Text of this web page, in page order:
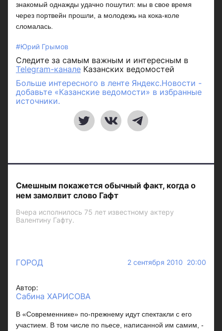
знакомый однажды удачно пошутил: мы в свое время
через портвейн прошли, а молодежь на кока-коле
сломалась.
#Юрий Грымов
Следите за самым важным и интересным в
Telegram-канале Казанских ведомостей
Больше интересного в ленте Яндекс.Новости -
добавьте «Казанские ведомости» в избранные
источники.
Смешным покажется обычный факт, когда о
нем замолвит слово Гафт
Вчера исполнилось 75 лет известному актеру
Валентину Гафту.
ГОРОД 2 сентября 2010 20:00
Автор:
Сабина ХАРИСОВА
В «Современнике» по-прежнему идут спектакли с его
участием. В том числе по пьесе, написанной им самим, -